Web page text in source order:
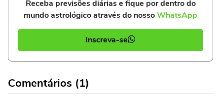
Receba previsões diárias e fique por dentro do
mundo astrológico através do nossoWhatsApp
Inscreva-se
Comentários (1)